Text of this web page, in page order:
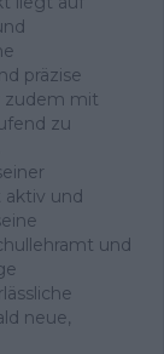
präzise
zudem mit
zu
aktiv und
und
neue,